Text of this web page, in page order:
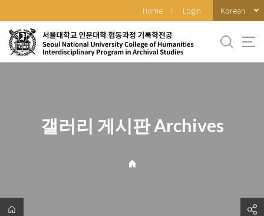
로
메
Home Login Korean
갤러리 게시판 Archives